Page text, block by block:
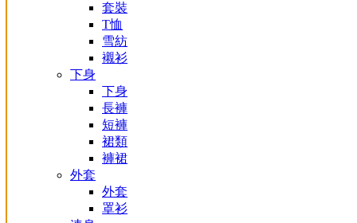
套裝
T恤
雪紡
襯衫
下身
下身
長褲
短褲
裙類
褲裙
外套
外套
罩衫